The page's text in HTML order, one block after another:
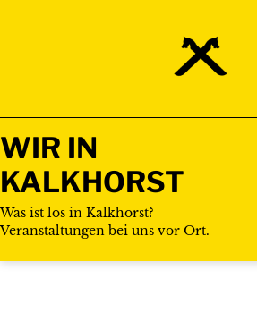
WIR IN
KALKHORST
Was ist los in Kalkhorst?
Veranstaltungen bei uns vor Ort.